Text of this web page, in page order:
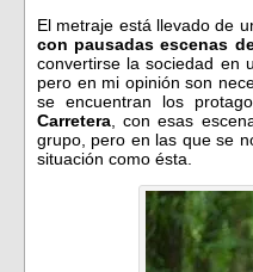
El metraje está llevado de
con pausadas escenas
convertirse la sociedad en
pero en mi opinión son
se encuentran los
Carretera , con esas
grupo, pero en las que se
situación como ésta.